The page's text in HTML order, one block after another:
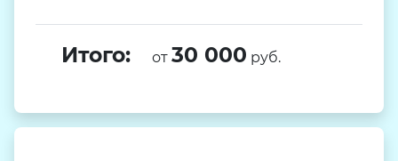
Итого: от 30 000 руб.